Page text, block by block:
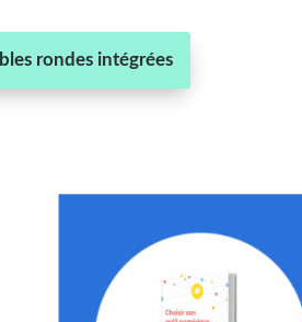
rondes intégrées